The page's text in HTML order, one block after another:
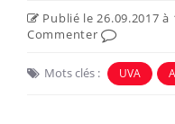
Publié le 26.09.2017 à
Commenter
Mots clés : UVA